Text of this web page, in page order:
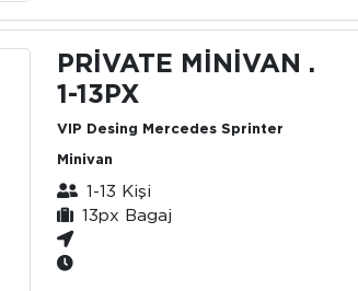
PRİVATE MİNİVAN .
1-13PX
VIP Desing Mercedes Sprinter
Minivan
1-13 Kişi
13px Bagaj